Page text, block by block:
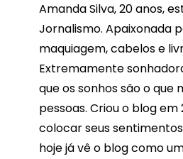
Amanda Silva, 20 anos,
Jornalismo. Apaixonada
maquiagem, cabelos e
Extremamente
que os sonhos são o que
pessoas. Criou o blog em
colocar seus
hoje já vê o blog como